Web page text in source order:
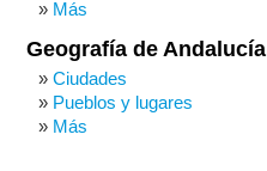
Más
Geografía de Andalucía
Ciudades
Pueblos y lugares
Más